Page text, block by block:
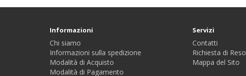
Informazioni
Chi siamo
Informazioni sulla spedizione
Modalità di Acquisto
Modalità di Pagamento
Servizi
Contatti
Richiesta di Reso
Mappa del Sito